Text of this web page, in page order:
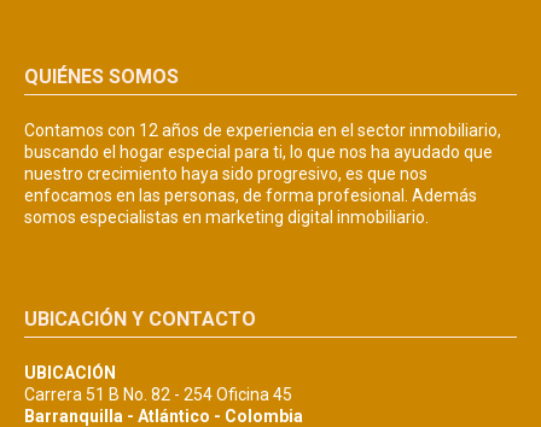
QUIÉNES SOMOS
Contamos con 12 años de experiencia en el sector inmobiliario,
buscando el hogar especial para ti, lo que nos ha ayudado que
nuestro crecimiento haya sido progresivo, es que nos
enfocamos en las personas, de forma profesional. Además
somos especialistas en marketing digital inmobiliario.
UBICACIÓN Y CONTACTO
UBICACIÓN
Carrera 51 B No. 82 - 254 Oficina 45
Barranquilla - Atlántico - Colombia